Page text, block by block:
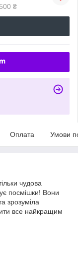
₴
Оплата Умови
чудова
посмішки! Вони
зрозуміла
все найкращим